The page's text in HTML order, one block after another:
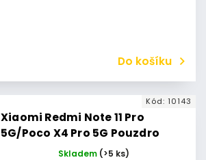
Do košíku
Xiaomi Redmi Note 11 Pro
5G/Poco X4 Pro 5G Pouzdro
Flipbook Duet Xiaomi Redmi
Skladem (>5 ks)
Kód: 10143